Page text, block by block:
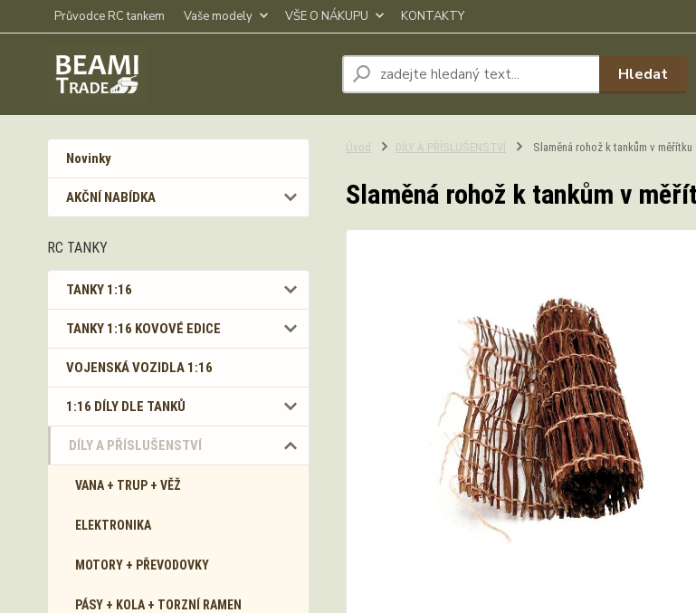
Průvodce RC tankem Vaše modely VŠE O NÁKUPU KONTAKTY
Hledat
Novinky
AKČNÍ NABÍDKA
RC TANKY
TANKY 1:16
TANKY 1:16 KOVOVÉ EDICE
VOJENSKÁ VOZIDLA 1:16
1:16 DÍLY DLE TANKŮ
DÍLY A PŘÍSLUŠENSTVÍ
VANA + TRUP + VĚŽ
ELEKTRONIKA
MOTORY + PŘEVODOVKY
PÁSY + KOLA + TORZNÍ RAMEN
Úvod DÍLY A PŘÍSLUŠENSTVÍ Slaměná rohož k tankům v měřítku
Slaměná rohož k tankům v